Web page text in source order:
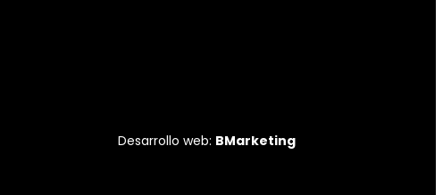
Desarrollo web: BMarketing